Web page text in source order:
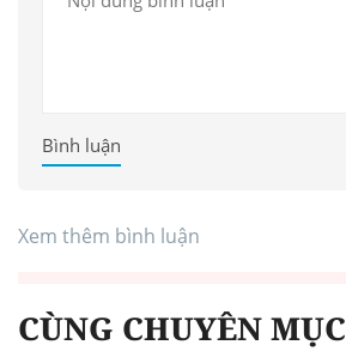
Bình luận
Xem thêm bình luận
CÙNG CHUYÊN MỤC